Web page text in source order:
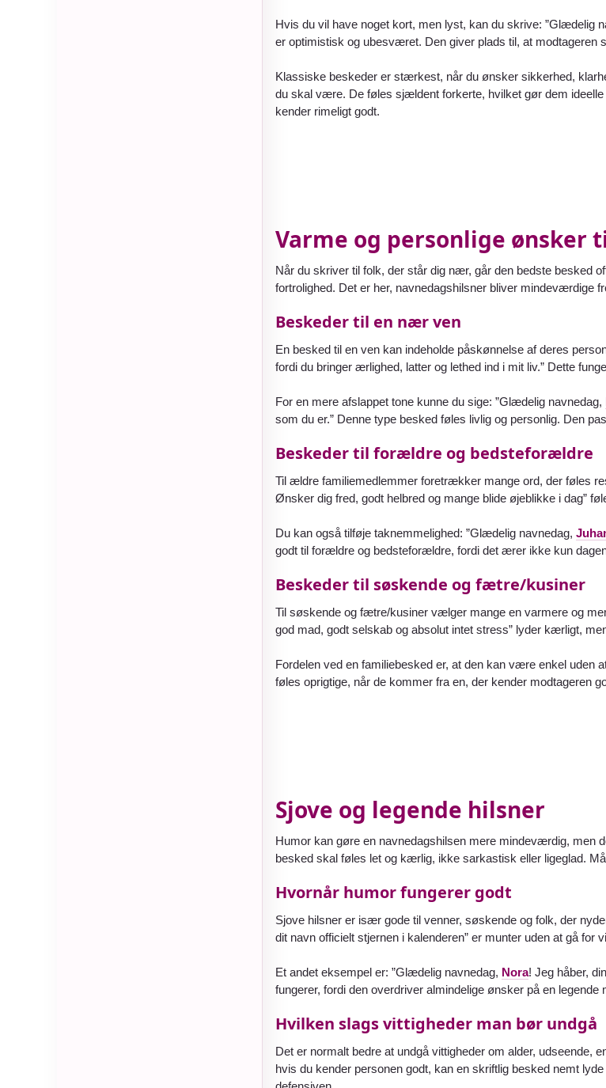
Hvis du vil have noget kort, men lyst, kan du skrive: ”Glædelig
er optimistisk og ubesværet. Den giver plads til, at modtageren
Klassiske beskeder er stærkest, når du ønsker sikkerhed,
du skal være. De føles sjældent forkerte, hvilket gør dem
kender rimeligt godt.
Varme og personlige ønsker
Når du skriver til folk, der står dig nær, går den bedste besked
fortrolighed. Det er her, navnedagshilsner bliver mindeværdige
Beskeder til en nær ven
En besked til en ven kan indeholde påskønnelse af deres
fordi du bringer ærlighed, latter og lethed ind i mit liv.” Dette
For en mere afslappet tone kunne du sige: ”Glædelig navnedag,
som du er.” Denne type besked føles livlig og personlig. Den
Beskeder til forældre og bedsteforældre
Til ældre familiemedlemmer foretrækker mange ord, der føles
Ønsker dig fred, godt helbred og mange blide øjeblikke i dag”
Du kan også tilføje taknemmelighed: ”Glædelig navnedag,
godt til forældre og bedsteforældre, fordi det ærer ikke kun
Beskeder til søskende og fætre/kusiner
Til søskende og fætre/kusiner vælger mange en varmere og
god mad, godt selskab og absolut intet stress” lyder kærligt,
Fordelen ved en familiebesked er, at den kan være enkel uden
føles oprigtige, når de kommer fra en, der kender modtageren
Sjove og legende hilsner
Humor kan gøre en navnedagshilsen mere mindeværdig, men
besked skal føles let og kærlig, ikke sarkastisk eller ligeglad.
Hvornår humor fungerer godt
Sjove hilsner er især gode til venner, søskende og folk, der
dit navn officielt stjernen i kalenderen” er munter uden at gå for
Et andet eksempel er: ”Glædelig navnedag, Nora! Jeg håber,
fungerer, fordi den overdriver almindelige ønsker på en
Hvilken slags vittigheder man bør undgå
Det er normalt bedre at undgå vittigheder om alder,
hvis du kender personen godt, kan en skriftlig besked nemt